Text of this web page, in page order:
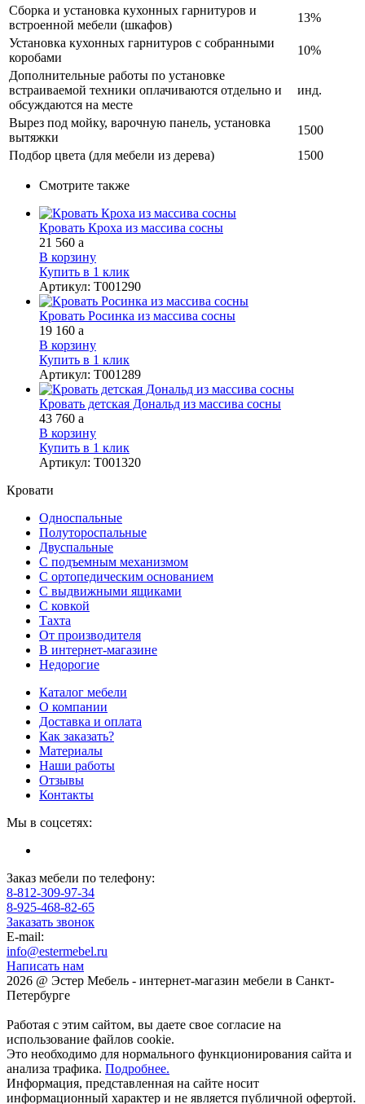
Сборка и установка кухонных гарнитуров и
встроенной мебели (шкафов)
13%
Установка кухонных гарнитуров с собранными
коробами
10%
Дополнительные работы по установке
встраиваемой техники оплачиваются отдельно и
обсуждаются на месте
инд.
Вырез под мойку, варочную панель, установка
вытяжки
1500
Подбор цвета (для мебели из дерева)
1500
Смотрите также
Кровать Кроха из массива сосны
21 560 a
В корзину
Купить в 1 клик
Артикул: Т001290
Кровать Росинка из массива сосны
19 160 a
В корзину
Купить в 1 клик
Артикул: Т001289
Кровать детская Дональд из массива сосны
43 760 a
В корзину
Купить в 1 клик
Артикул: Т001320
Кровати
Односпальные
Полутороспальные
Двуспальные
С подъемным механизмом
С ортопедическим основанием
С выдвижными ящиками
С ковкой
Тахта
От производителя
В интернет-магазине
Недорогие
Каталог мебели
О компании
Доставка и оплата
Как заказать?
Материалы
Наши работы
Отзывы
Контакты
Мы в соцсетях:
Заказ мебели по телефону:
8-812-309-97-34
8-925-468-82-65
Заказать звонок
E-mail:
info@estermebel.ru
Написать нам
2026 @ Эстер Мебель - интернет-магазин мебели в Санкт-
Петербурге
Работая с этим сайтом, вы даете свое согласие на
использование файлов cookie.
Это необходимо для нормального функционирования сайта и
анализа трафика. Подробнее.
Информация, представленная на сайте носит
информационный характер и не является публичной офертой.